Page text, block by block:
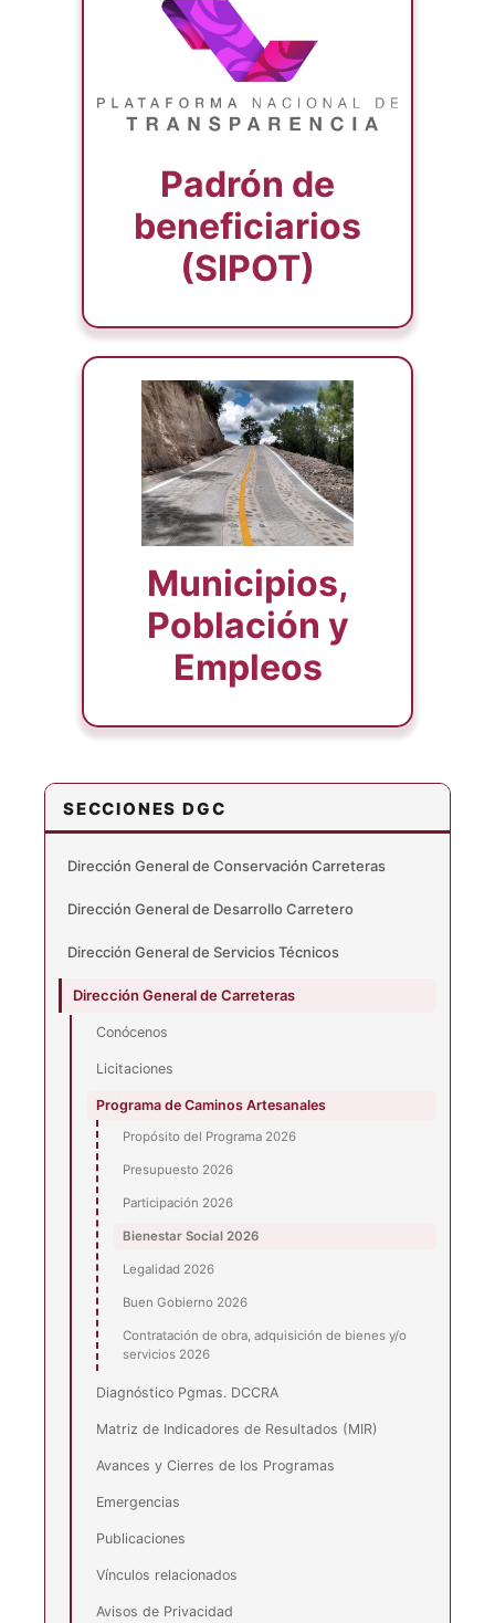
Padrón de
beneficiarios
(SIPOT)
Municipios,
Población y
Empleos
SECCIONES DGC
Dirección General de Conservación Carreteras
Dirección General de Desarrollo Carretero
Dirección General de Servicios Técnicos
Dirección General de Carreteras
Conócenos
Licitaciones
Programa de Caminos Artesanales
Propósito del Programa 2026
Presupuesto 2026
Participación 2026
Bienestar Social 2026
Legalidad 2026
Buen Gobierno 2026
Contratación de obra, adquisición de bienes y/o
servicios 2026
Diagnóstico Pgmas. DCCRA
Matriz de Indicadores de Resultados (MIR)
Avances y Cierres de los Programas
Emergencias
Publicaciones
Vínculos relacionados
Avisos de Privacidad